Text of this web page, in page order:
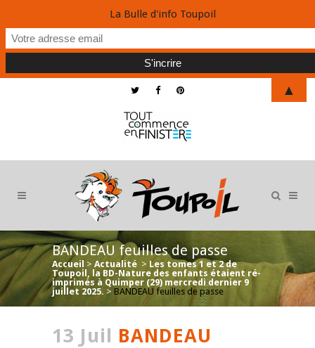
BANDEAU feuilles de passe
Accueil > Actualité > Les tomes 1 et 2 de
Toupoil, la BD-Nature des enfants étaient ré-
imprimés à Quimper (29) mercredi dernier 9
juillet 2025. > BANDEAU feuilles de passe
13 Juil BANDEAU
La Bulle d'info Toupoil
▲